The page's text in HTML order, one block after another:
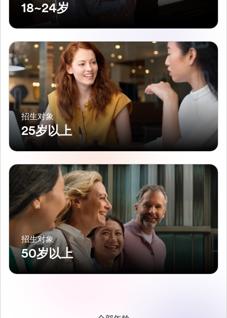
18~24岁
招生对象
25岁以上
招生对象
50岁以上